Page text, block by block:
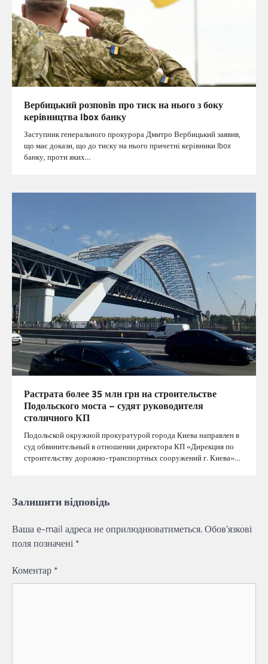
Вербицький розповів про тиск на нього з боку
керівництва Ibox банку
Заступник генерального прокурора Дмитро Вербицький заявив,
що має докази, що до тиску на нього причетні керівники Ibox
банку, проти яких…
Растрата более 35 млн грн на строительстве
Подольского моста – судят руководителя
столичного КП
Подольской окружной прокуратурой города Киева направлен в
суд обвинительный в отношении директора КП «Дирекция по
строительству дорожно-транспортных сооружений г. Киева»…
Залишити відповідь
Ваша e-mail адреса не оприлюднюватиметься.Обов’язкові
поля позначені *
Коментар *